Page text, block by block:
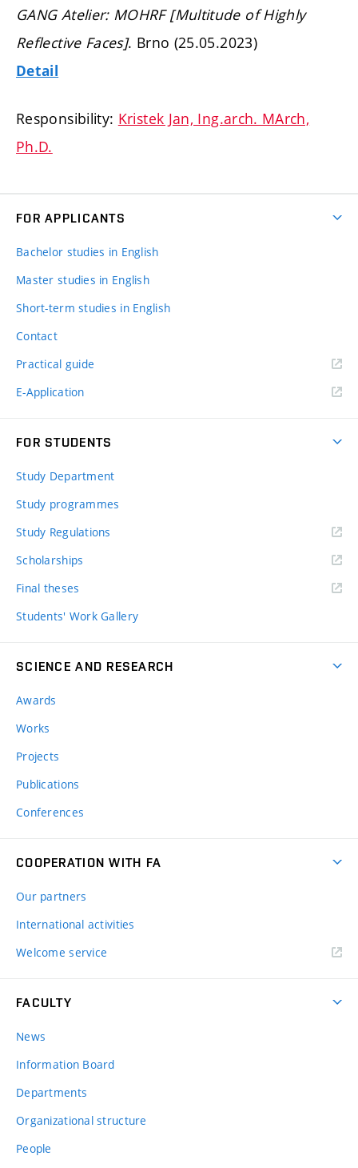
GANG Atelier: MOHRF [Multitude of Highly
Reflective Faces]. Brno (25.05.2023)
Detail
Responsibility: Kristek Jan, Ing.arch. MArch,
Ph.D.
FOR APPLICANTS
Bachelor studies in English
Master studies in English
Short-term studies in English
Contact
Practical guide
E-Application
FOR STUDENTS
Study Department
Study programmes
Study Regulations
Scholarships
Final theses
Students' Work Gallery
SCIENCE AND RESEARCH
Awards
Works
Projects
Publications
Conferences
COOPERATION WITH FA
Our partners
International activities
Welcome service
FACULTY
News
Information Board
Departments
Organizational structure
People